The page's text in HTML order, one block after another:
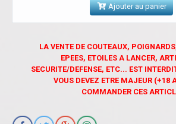
Ajouter au panier
LA VENTE DE COUTEAUX,
EPEES, ETOILES A LANCER,
SECURITE/DEFENSE, ETC... EST
VOUS DEVEZ ETRE MAJEUR (+18
COMMANDER CES